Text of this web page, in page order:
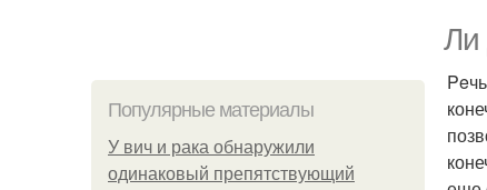
Ли
Популярные материалы
У вич и рака обнаружили
одинаковый препятствующий